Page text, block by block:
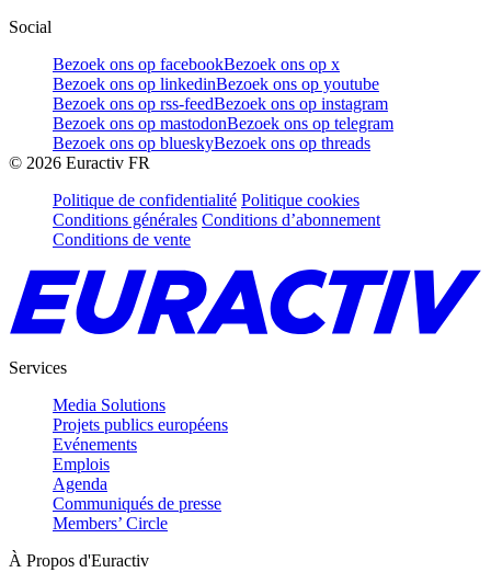
Social
Bezoek ons op facebookBezoek ons op x
Bezoek ons op linkedinBezoek ons op youtube
Bezoek ons op rss-feedBezoek ons op instagram
Bezoek ons op mastodonBezoek ons op telegram
Bezoek ons op blueskyBezoek ons op threads
© 2026 Euractiv FR
Politique de confidentialité Politique cookies
Conditions générales Conditions d’abonnement
Conditions de vente
Services
Media Solutions
Projets publics européens
Evénements
Emplois
Agenda
Communiqués de presse
Members’ Circle
À Propos d'Euractiv